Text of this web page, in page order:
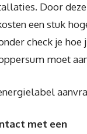
Door
een stuk
check je
moet
met een